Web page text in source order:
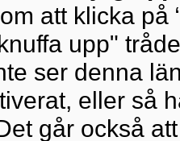
att klicka på
upp"
ser denna
eller så
går också